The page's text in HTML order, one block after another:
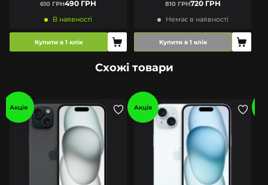
610 ГРН490 ГРН
В наявності
Купити в 1 клік
810 ГРН720 ГРН
Немає в наявності
Купити в 1 клік
Схожі товари
Акція Акція